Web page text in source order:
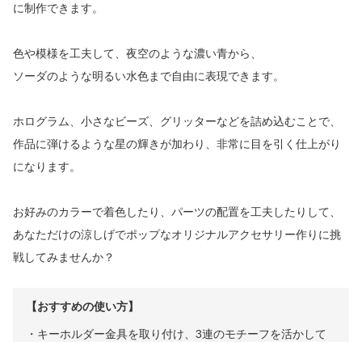
に制作できます。
色や模様を工夫して、夜空のような濃い青から、
ソーダのような明るい水色まで自由に表現できます。
ホログラム、小さなビーズ、グリッターなどを詰め込むことで、
作品に弾けるような星の輝きが加わり、非常に目を引く仕上がり
になります。
お好みのカラーで着色したり、パーツの配置を工夫したりして、
あなただけの涼しげでポップなオリジナルアクセサリー作りに挑
戦してみませんか？
【おすすめの使い方】
・キーホルダー金具を取り付け、3連のモチーフを活かして